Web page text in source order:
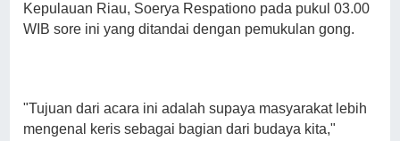
Kepulauan Riau, Soerya Respationo pada pukul 03.00
WIB sore ini yang ditandai dengan pemukulan gong.
"Tujuan dari acara ini adalah supaya masyarakat lebih
mengenal keris sebagai bagian dari budaya kita,"